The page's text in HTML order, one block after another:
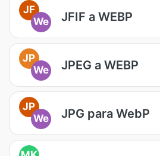
JF
We
JFIF a WEBP
JP
We
JPEG a WEBP
JP
We
JPG para WebP